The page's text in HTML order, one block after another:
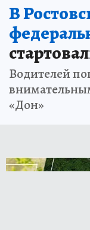
В
Водителей
«Дон»